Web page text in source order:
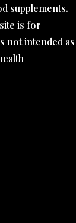
supplements.
is for
not intended as